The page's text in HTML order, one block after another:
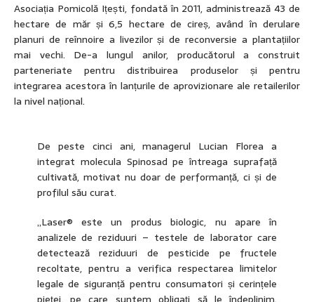
Asociația Pomicolă Ițești, fondată în 2011, administrează 43 de
hectare de măr și 6,5 hectare de cireș, având în derulare
planuri de reînnoire a livezilor și de reconversie a plantațiilor
mai vechi. De-a lungul anilor, producătorul a construit
parteneriate pentru distribuirea produselor și pentru
integrarea acestora în lanțurile de aprovizionare ale retailerilor
la nivel național.
De peste cinci ani, managerul Lucian Florea a
integrat molecula Spinosad pe întreaga suprafață
cultivată, motivat nu doar de performanță, ci și de
profilul său curat.
„Laser® este un produs biologic, nu apare în
analizele de reziduuri – testele de laborator care
detectează reziduuri de pesticide pe fructele
recoltate, pentru a verifica respectarea limitelor
legale de siguranță pentru consumatori și cerințele